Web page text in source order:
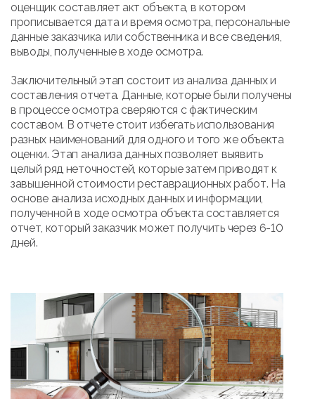
оценщик составляет акт объекта, в котором
прописывается дата и время осмотра, персональные
данные заказчика или собственника и все сведения,
выводы, полученные в ходе осмотра.
Заключительный этап состоит из анализа данных и
составления отчета. Данные, которые были получены
в процессе осмотра сверяются с фактическим
составом. В отчете стоит избегать использования
разных наименований для одного и того же объекта
оценки. Этап анализа данных позволяет выявить
целый ряд неточностей, которые затем приводят к
завышенной стоимости реставрационных работ. На
основе анализа исходных данных и информации,
полученной в ходе осмотра объекта составляется
отчет, который заказчик может получить через 6-10
дней.